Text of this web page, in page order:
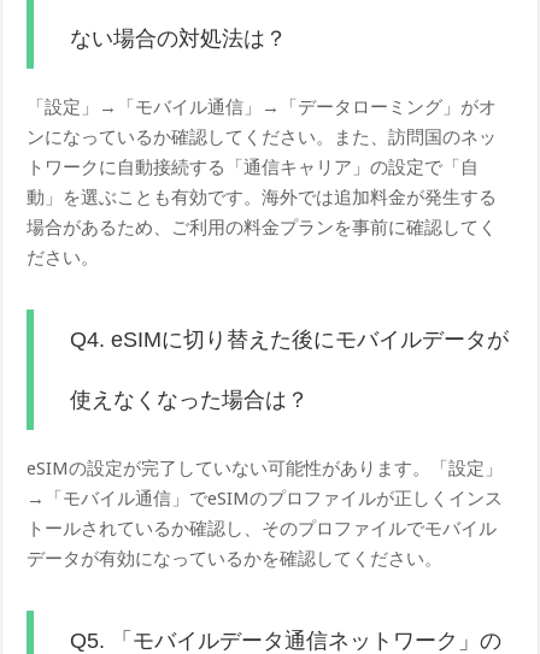
ない場合の対処法は？
「設定」→「モバイル通信」→「データローミング」がオ
ンになっているか確認してください。また、訪問国のネッ
トワークに自動接続する「通信キャリア」の設定で「自
動」を選ぶことも有効です。海外では追加料金が発生する
場合があるため、ご利用の料金プランを事前に確認してく
ださい。
Q4. eSIMに切り替えた後にモバイルデータが
使えなくなった場合は？
eSIMの設定が完了していない可能性があります。「設定」
→「モバイル通信」でeSIMのプロファイルが正しくインス
トールされているか確認し、そのプロファイルでモバイル
データが有効になっているかを確認してください。
Q5. 「モバイルデータ通信ネットワーク」の